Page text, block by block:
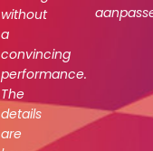
without
a
convincing
performance.
The
details
are